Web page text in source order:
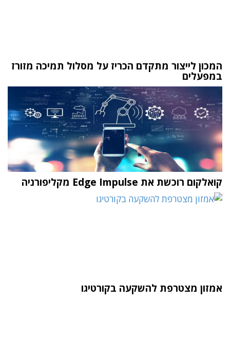
המכון לייצור מתקדם הכריז על מסלול תמיכה מזורז
במפעלים
קואלקום רוכשת את Edge Impulse מקליפורניה
אמזון מצטרפת להשקעה בקורטיגו